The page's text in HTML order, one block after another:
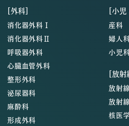
[外科]
消化器外科Ⅰ
消化器外科Ⅱ
呼吸器外科
心臓血管外科
整形外科
泌尿器科
麻酔科
形成外科
[小児
産科
婦人
小児
[放射
放射
放射
核医